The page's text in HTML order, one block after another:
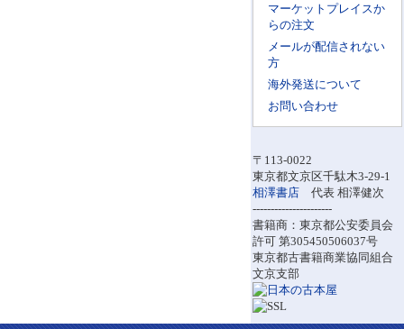
マーケットプレイスか
らの注文
メールが配信されない
方
海外発送について
お問い合わせ
〒113-0022
東京都文京区千駄木3-29-1
相澤書店 代表 相澤健次
----------------------
書籍商：東京都公安委員会
許可 第305450506037号
東京都古書籍商業協同組合
文京支部